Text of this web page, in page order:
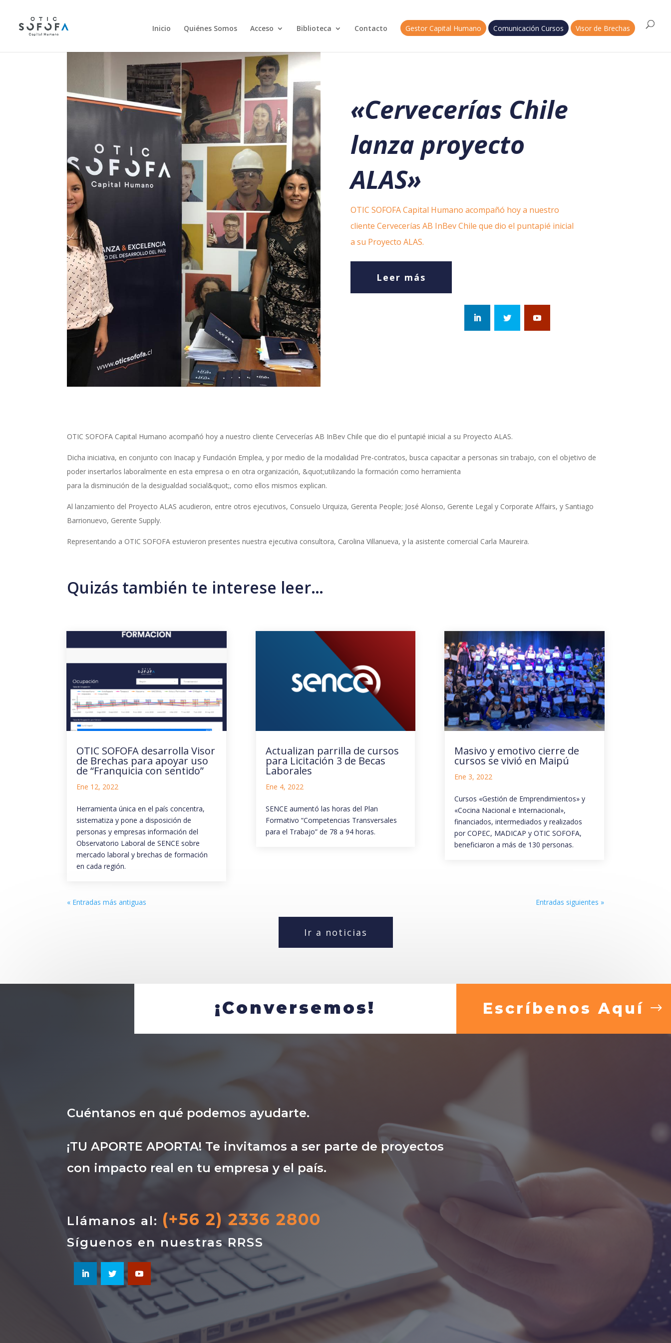
Inicio Quiénes Somos Acceso Biblioteca Contacto Gestor Capital Humano Comunicación Cursos Visor de Brechas
«Cervecerías Chile
lanza proyecto
ALAS»
OTIC SOFOFA Capital Humano acompañó hoy a nuestro
cliente Cervecerías AB InBev Chile que dio el puntapié inicial
a su Proyecto ALAS.
Leer más
OTIC SOFOFA Capital Humano acompañó hoy a nuestro cliente Cervecerías AB InBev Chile que dio el puntapié inicial a su Proyecto ALAS.
Dicha iniciativa, en conjunto con Inacap y Fundación Emplea, y por medio de la modalidad Pre-contratos, busca capacitar a personas sin trabajo, con el objetivo de
poder insertarlos laboralmente en esta empresa o en otra organización, &quot;utilizando la formación como herramienta
para la disminución de la desigualdad social&quot;, como ellos mismos explican.
Al lanzamiento del Proyecto ALAS acudieron, entre otros ejecutivos, Consuelo Urquiza, Gerenta People; José Alonso, Gerente Legal y Corporate Affairs, y Santiago
Barrionuevo, Gerente Supply.
Representando a OTIC SOFOFA estuvieron presentes nuestra ejecutiva consultora, Carolina Villanueva, y la asistente comercial Carla Maureira.
Quizás también te interese leer…
OTIC SOFOFA desarrolla Visor
de Brechas para apoyar uso
de “Franquicia con sentido”
Ene 12, 2022
Herramienta única en el país concentra,
sistematiza y pone a disposición de
personas y empresas información del
Observatorio Laboral de SENCE sobre
mercado laboral y brechas de formación
en cada región.
Actualizan parrilla de cursos
para Licitación 3 de Becas
Laborales
Ene 4, 2022
SENCE aumentó las horas del Plan
Formativo “Competencias Transversales
para el Trabajo” de 78 a 94 horas.
Masivo y emotivo cierre de
cursos se vivió en Maipú
Ene 3, 2022
Cursos «Gestión de Emprendimientos» y
«Cocina Nacional e Internacional»,
financiados, intermediados y realizados
por COPEC, MADICAP y OTIC SOFOFA,
beneficiaron a más de 130 personas.
« Entradas más antiguas Entradas siguientes »
Ir a noticias
¡Conversemos! Escríbenos Aquí
Cuéntanos en qué podemos ayudarte.
¡TU APORTE APORTA! Te invitamos a ser parte de proyectos
con impacto real en tu empresa y el país.
Llámanos al: (+56 2) 2336 2800
Síguenos en nuestras RRSS